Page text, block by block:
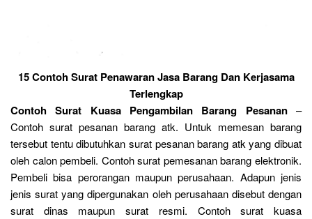
15 Contoh Surat Penawaran Jasa Barang Dan Kerjasama
Terlengkap
Contoh Surat Kuasa Pengambilan Barang Pesanan–
Contoh surat pesanan barang atk. Untuk memesan barang
tersebut tentu dibutuhkan surat pesanan barang atk yang dibuat
oleh calon pembeli. Contoh surat pemesanan barang elektronik.
Pembeli bisa perorangan maupun perusahaan. Adapun jenis
jenis surat yang dipergunakan oleh perusahaan disebut dengan
surat dinas maupun surat resmi. Contoh surat kuasa